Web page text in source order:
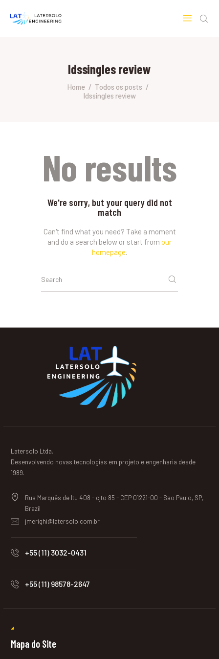
ldssingles review
Home
Todos os posts
ldssingles review
SOBRE A LATERSOLO
ENGINEERING
No results
We're sorry, but your query did not
match
Can't find what you need? Take a moment
and do a search below or start from our
homepage.
Latersolo Ltda.
Desenvolvendo novas tecnologias em projeto e engenharia desde
1989.
Rua Marquês de Itu 408 - cjto 85 - CEP 01221-00 - Sao Paulo, SP,
Brazil
jmerighi@latersolo.com.br
+55 (11) 3032-0431
+55 (11) 98578-2647
Mapa do Site